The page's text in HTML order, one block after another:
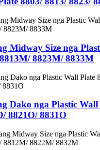
Midway Size nga
8823M/ 8833M
Dako nga Plastic Wall
8821O/ 8831O